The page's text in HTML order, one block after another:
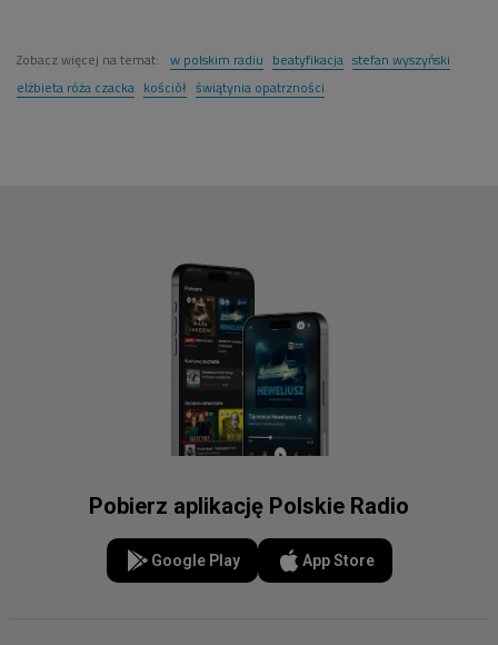
Zobacz więcej na temat: w polskim radiu beatyfikacja stefan wyszyński
elżbieta róża czacka kościół świątynia opatrzności
Pobierz aplikację Polskie Radio
Google Play App Store